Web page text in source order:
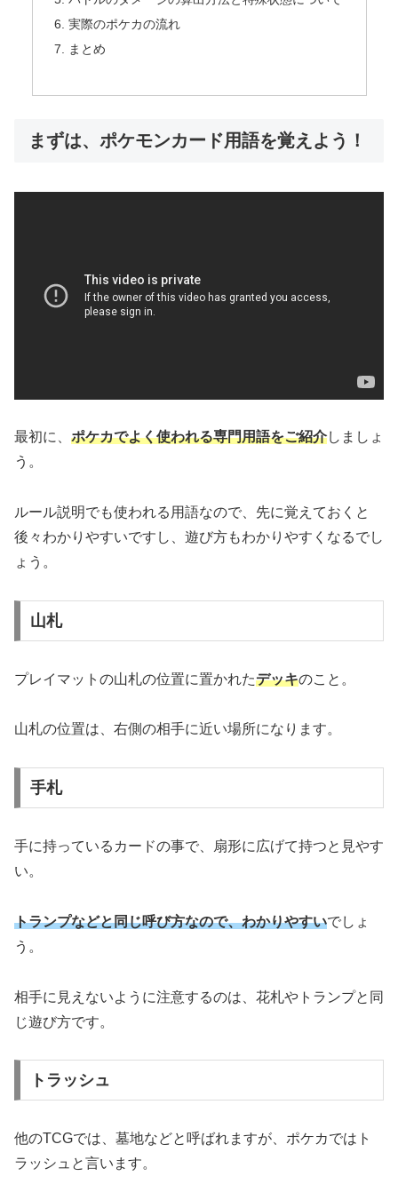
実際のポケカの流れ
まとめ
まずは、ポケモンカード用語を覚えよう！
最初に、 ポケカでよく使われる専門用語をご紹介しましょ
う。
ルール説明でも使われる用語なので、先に覚えておくと
後々わかりやすいですし、遊び方もわかりやすくなるでし
ょう。
山札
プレイマットの山札の位置に置かれたデッキのこと。
山札の位置は、右側の相手に近い場所になります。
手札
手に持っているカードの事で、扇形に広げて持つと見やす
い。
トランプなどと同じ呼び方なので、わかりやすいでしょ
う。
相手に見えないように注意するのは、花札やトランプと同
じ遊び方です。
トラッシュ
他のTCGでは、墓地などと呼ばれますが、ポケカではト
ラッシュと言います。